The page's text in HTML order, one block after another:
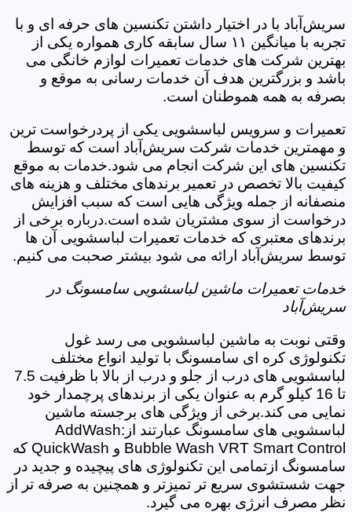
سریش‌آباد با در اختیار داشتن تکنسین های حرفه ای و با
تجربه با میانگین ۱۱ سال سابقه کاری همواره یکی از
بهترین شرکت های خدمات تعمیرات لوازم خانگی می
باشد و بزرگترین هدف آن خدمات رسانی به موقع و
بصرفه به همه هموطنان است.
تعمیرات و سرویس لباسشویی یکی از پردرخواست ترین
و مهمترین خدمات شرکت سریش‌آباد است که توسط
تکنسین های این شرکت انجام می شود.خدمات به موقع
کیفیت بالا تخصص در تعمیر برندهای مختلف و هزینه های
منصفانه از جمله ویژگی هایی است که سبب افزایش
درخواست از سوی مشتریان شده است.درباره برخی از
برندهای معتبری که خدمات تعمیرات لباسشویی آن ها
توسط سریش‌آباد ارائه می شود بیشتر صحبت می کنیم.
خدمات تعمیرات ماشین لباسشویی سامسونگ در
سریش‌آباد
وقتی نوبت به ماشین لباسشویی می رسد غول
تکنولوژی کره ای سامسونگ با تولید انواع مختلف
لباسشویی های درب از جلو و درب از بالا با ظرفیت 7.5
تا 16 کیلو گرم به عنوان یکی از برندهای پرچمدار خود
نمایی می کند.برخی از ویژگی های برجسته ماشین
لباسشویی های سامسونگ عبارتند از:AddWash
Bubble Wash VRT Smart Control و QuickWash که
سامسونگ ازتمامی این تکنولوژی های پیچیده و جدید در
جهت شستشوی سریع تر تمیزتر و همچنین به صرفه تر از
نظر مصرف انرژی بهره می گیرد.